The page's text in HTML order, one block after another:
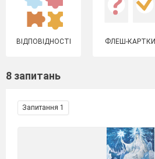
ВІДПОВІДНОСТІ ФЛЕШ-КАРТКИ
8 запитань
Запитання 1